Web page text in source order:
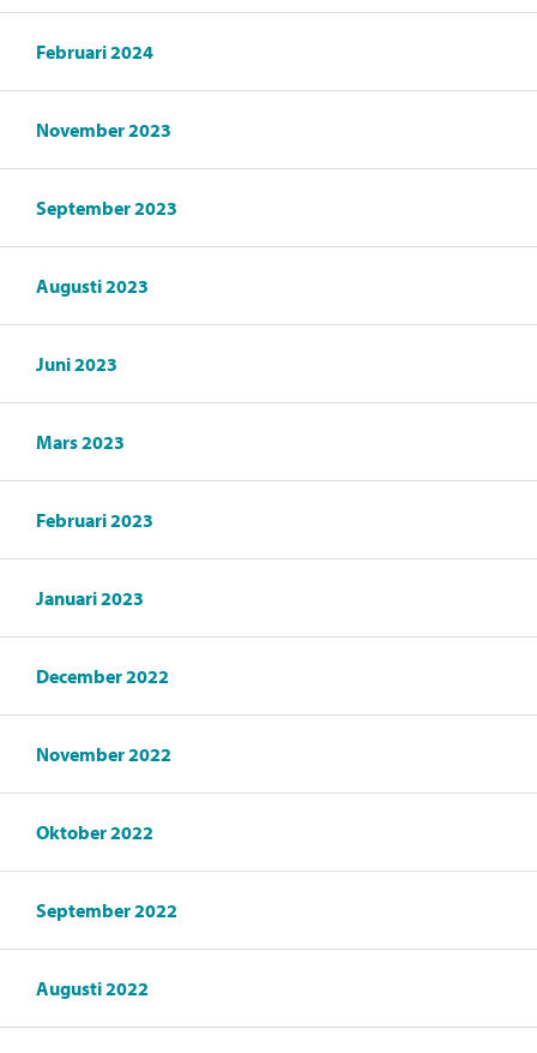
Februari 2024
November 2023
September 2023
Augusti 2023
Juni 2023
Mars 2023
Februari 2023
Januari 2023
December 2022
November 2022
Oktober 2022
September 2022
Augusti 2022